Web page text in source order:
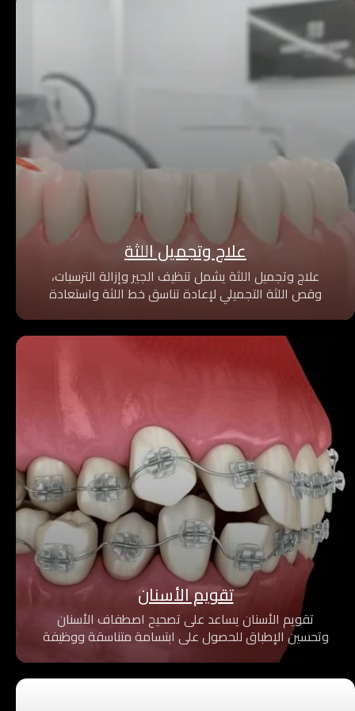
علاج وتجميل اللثة
علاج وتجميل اللثة يشمل تنظيف الجير وإزالة الترسبات،
وقص اللثة التجميلي لإعادة تناسق خط اللثة واستعادة
صحتها، للحصول على ابتسامة طبيعية وجذابة.
الالتهابات وتنسيق اللثة بأعلى درجات الدقة والأمان.
تقويم الأسنان
تقويم الأسنان يساعد على تصحيح اصطفاف الأسنان
وتحسين الإطباق للحصول على ابتسامة متناسقة ووظيفة
فموية صحية، من خلال خطط علاج مخصصة باستخدام